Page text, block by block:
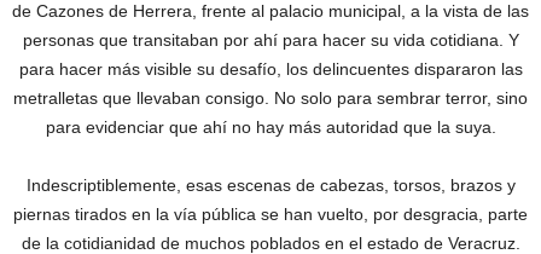
de Cazones de Herrera, frente al palacio municipal, a la vista de las
personas que transitaban por ahí para hacer su vida cotidiana. Y
para hacer más visible su desafío, los delincuentes dispararon las
metralletas que llevaban consigo. No solo para sembrar terror, sino
para evidenciar que ahí no hay más autoridad que la suya.
Indescriptiblemente, esas escenas de cabezas, torsos, brazos y
piernas tirados en la vía pública se han vuelto, por desgracia, parte
de la cotidianidad de muchos poblados en el estado de Veracruz.